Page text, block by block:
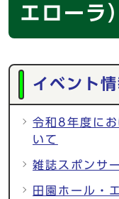
エローラ）
メインメニ
イベント情
令和8年度に
いて
雑誌スポンサ
田園ホール・